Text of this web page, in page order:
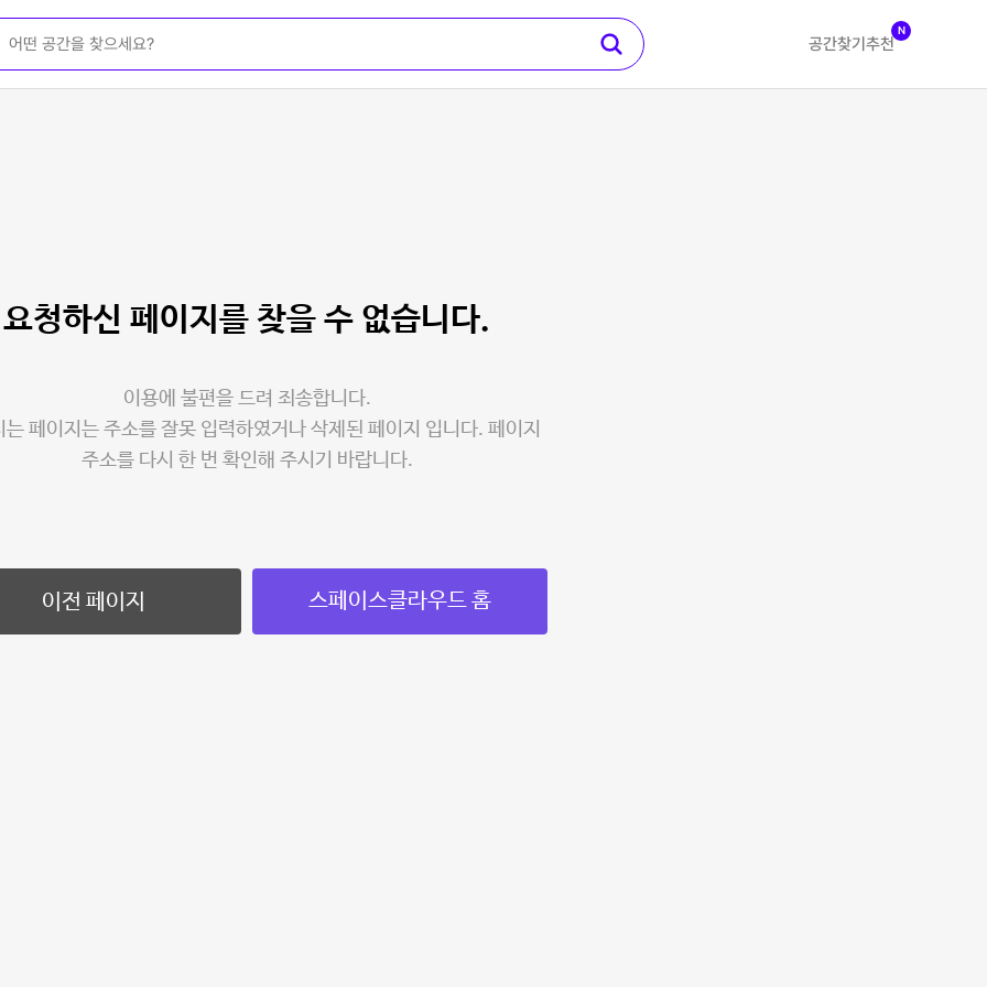
공간찾기 추천
N
요청하신 페이지를 찾을 수 없습니다.
이용에 불편을 드려 죄송합니다.
는 페이지는 주소를 잘못 입력하였거나 삭제된 페이지 입니다. 페이지
주소를 다시 한 번 확인해 주시기 바랍니다.
이전 페이지 스페이스클라우드 홈